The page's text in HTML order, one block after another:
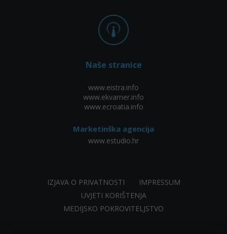
Naše stranice
www.eistra.info
www.ekvarner.info
www.ecroatia.info
Marketinška agencija
www.estudio.hr
IZJAVA O PRIVATNOSTI
IMPRESSUM
UVJETI KORIŠTENJA
MEDIJSKO POKROVITELJSTVO